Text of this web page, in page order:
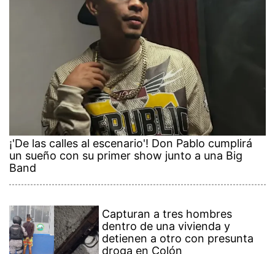
¡'De las calles al escenario'! Don Pablo cumplirá
un sueño con su primer show junto a una Big
Band
Capturan a tres hombres
dentro de una vivienda y
detienen a otro con presunta
droga en Colón